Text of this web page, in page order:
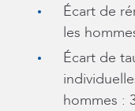
Écart de
les
Écart de
hommes :